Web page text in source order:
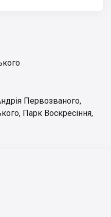
Первозваного,
, Парк Воскресіння,